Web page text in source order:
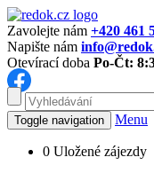
Zavolejte nám +420 461
Napište nám
Otevírací doba Po-Čt:
Toggle navigation Menu
0 Uložené zájezdy